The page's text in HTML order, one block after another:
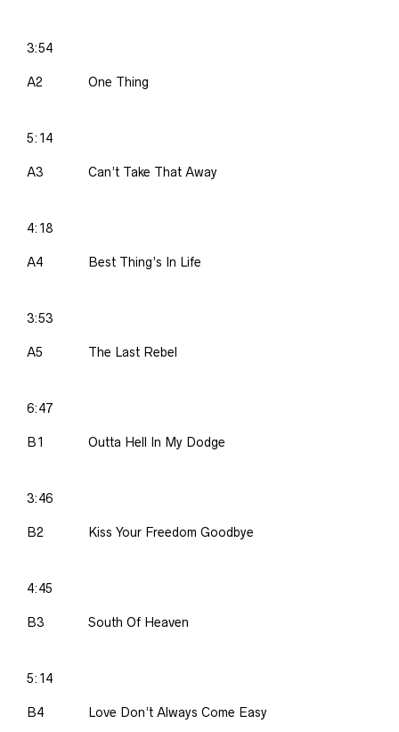
3:54
A2 One Thing
5:14
A3 Can’t Take That Away
4:18
A4 Best Thing’s In Life
3:53
A5 The Last Rebel
6:47
B1 Outta Hell In My Dodge
3:46
B2 Kiss Your Freedom Goodbye
4:45
B3 South Of Heaven
5:14
B4 Love Don’t Always Come Easy